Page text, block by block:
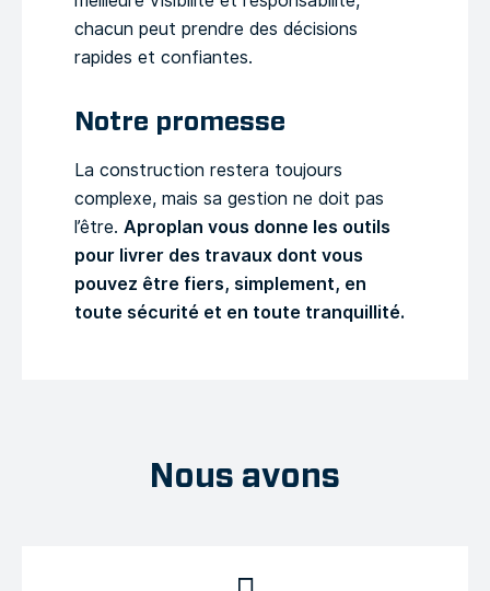
chacun peut prendre des décisions
rapides et confiantes.
Notre promesse
La construction restera toujours
complexe, mais sa gestion ne doit pas
l’être. Aproplan vous donne les outils
pour livrer des travaux dont vous
pouvez être fiers, simplement, en
toute sécurité et en toute tranquillité.
Nous avons